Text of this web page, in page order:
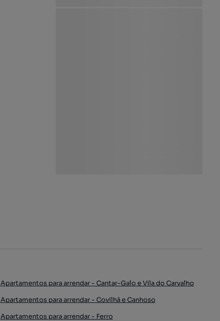
Apartamentos para arrendar - Cantar-Galo e Vila do Carvalho
Apartamentos para arrendar - Covilhã e Canhoso
Apartamentos para arrendar - Ferro